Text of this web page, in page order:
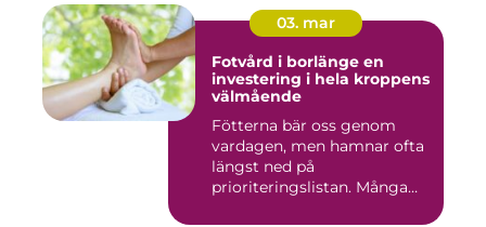
03. mar
Fotvård i borlänge en
investering i hela kroppens
välmående
Fötterna bär oss genom
vardagen, men hamnar ofta
längst ned på
prioriteringslistan. Många